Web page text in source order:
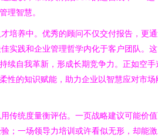
理智慧。
培养中。优秀的顾问不仅交付报告，更
实践和企业管理哲学内化于客户团队。这
续自我革新，形成长期竞争力。正如空手
性的知识赋能，助力企业以智慧应对市场
传统度量衡评估。一页战略建议可能价
；一场领导力培训或许看似无形，却能